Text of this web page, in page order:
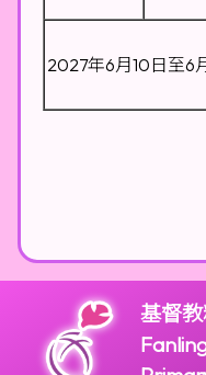
2027年6月10日至6
基督